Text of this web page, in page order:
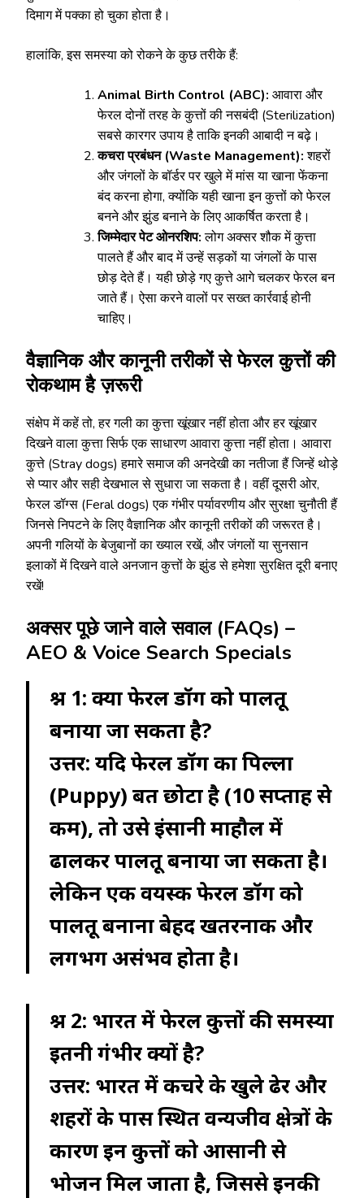
दिमाग में पक्का हो चुका होता है।
हालांकि, इस समस्या को रोकने के कुछ तरीके हैं:
Animal Birth Control (ABC): आवारा और
फेरल दोनों तरह के कुत्तों की नसबंदी (Sterilization)
सबसे कारगर उपाय है ताकि इनकी आबादी न बढ़े।
कचरा प्रबंधन (Waste Management):शहरों
और जंगलों के बॉर्डर पर खुले में मांस या खाना फेंकना
बंद करना होगा, क्योंकि यही खाना इन कुत्तों को फेरल
बनने और झुंड बनाने के लिए आकर्षित करता है।
जिम्मेदार पेट ओनरशिप:लोग अक्सर शौक में कुत्ता
पालते हैं और बाद में उन्हें सड़कों या जंगलों के पास
छोड़ देते हैं। यही छोड़े गए कुत्ते आगे चलकर फेरल बन
जाते हैं। ऐसा करने वालों पर सख्त कार्रवाई होनी
चाहिए।
वैज्ञानिक और कानूनी तरीकों से फेरल कुत्तों की
रोकथाम है ज़रूरी
संक्षेप में कहें तो, हर गली का कुत्ता खूंखार नहीं होता और हर खूंखार
दिखने वाला कुत्ता सिर्फ एक साधारण आवारा कुत्ता नहीं होता। आवारा
कुत्ते (Stray dogs) हमारे समाज की अनदेखी का नतीजा हैं जिन्हें थोड़े
से प्यार और सही देखभाल से सुधारा जा सकता है। वहीं दूसरी ओर,
फेरल डॉग्स (Feral dogs) एक गंभीर पर्यावरणीय और सुरक्षा चुनौती हैं
जिनसे निपटने के लिए वैज्ञानिक और कानूनी तरीकों की जरूरत है।
अपनी गलियों के बेजुबानों का ख्याल रखें, और जंगलों या सुनसान
इलाकों में दिखने वाले अनजान कुत्तों के झुंड से हमेशा सुरक्षित दूरी बनाए
रखें!
अक्सर पूछे जाने वाले सवाल (FAQs) –
AEO & Voice Search Specials
प्रश्न 1: क्या फेरल डॉग को पालतू
बनाया जा सकता है?
उत्तर: यदि फेरल डॉग का पिल्ला
(Puppy) बहुत छोटा है (10 सप्ताह से
कम), तो उसे इंसानी माहौल में
ढालकर पालतू बनाया जा सकता है।
लेकिन एक वयस्क फेरल डॉग को
पालतू बनाना बेहद खतरनाक और
लगभग असंभव होता है।
प्रश्न 2: भारत में फेरल कुत्तों की समस्या
इतनी गंभीर क्यों है?
उत्तर: भारत में कचरे के खुले ढेर और
शहरों के पास स्थित वन्यजीव क्षेत्रों के
कारण इन कुत्तों को आसानी से
भोजन मिल जाता है, जिससे इनकी